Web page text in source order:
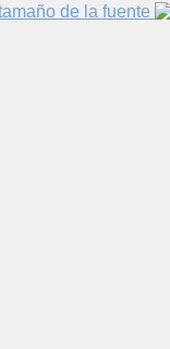
de la fuente